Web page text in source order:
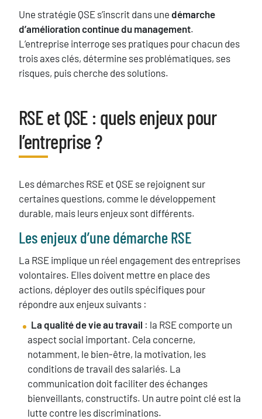
Une stratégie QSE s’inscrit dans une démarche
d’amélioration continue du management.
L’entreprise interroge ses pratiques pour chacun des
trois axes clés, détermine ses problématiques, ses
risques, puis cherche des solutions.
Titre
RSE et QSE : quels enjeux pour
l’entreprise ?
Texte
Les démarches RSE et QSE se rejoignent sur
certaines questions, comme le développement
durable, mais leurs enjeux sont différents.
Les enjeux d’une démarche RSE
La RSE implique un réel engagement des entreprises
volontaires. Elles doivent mettre en place des
actions, déployer des outils spécifiques pour
répondre aux enjeux suivants :
La qualité de vie au travail : la RSE comporte un
aspect social important. Cela concerne,
notamment, le bien-être, la motivation, les
conditions de travail des salariés. La
communication doit faciliter des échanges
bienveillants, constructifs. Un autre point clé est la
lutte contre les discriminations.